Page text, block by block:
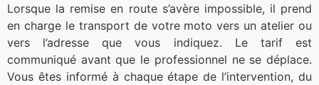
Lorsque la remise en route s’avère impossible, il prend
en charge le transport de votre moto vers un atelier ou
vers l’adresse que vous indiquez. Le tarif est
communiqué avant que le professionnel ne se déplace.
Vous êtes informé à chaque étape de l’intervention, du